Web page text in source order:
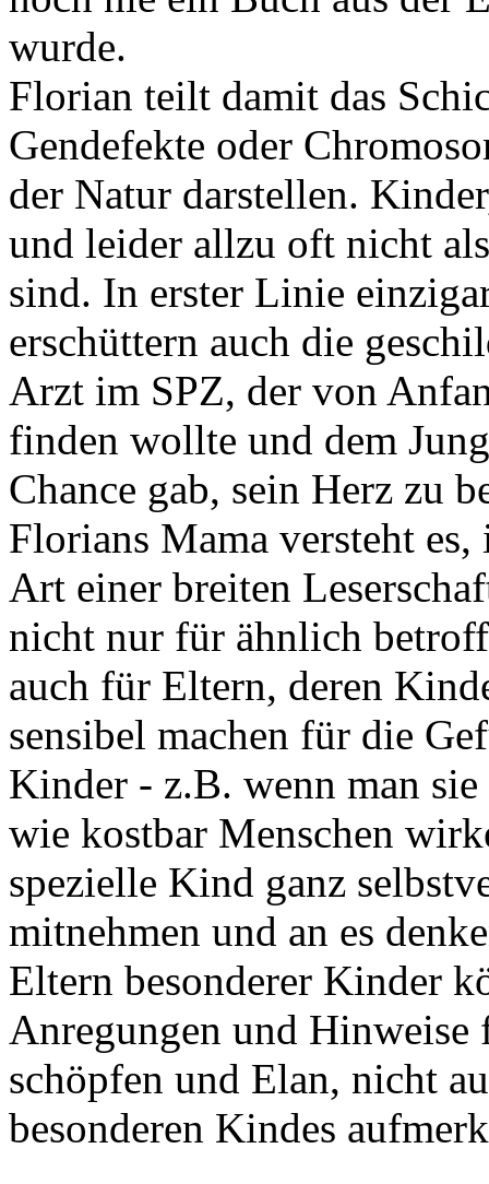
wurde.
Florian teilt damit das
Gendefekte oder
der Natur darstellen.
und leider allzu oft nicht
sind. In erster Linie
erschüttern auch die
Arzt im SPZ, der von
finden wollte und dem
Chance gab, sein Herz zu
Florians Mama versteht
Art einer breiten
nicht nur für ähnlich
auch für Eltern, deren
sensibel machen für die
Kinder - z.B. wenn man sie
wie kostbar Menschen
spezielle Kind ganz
mitnehmen und an es
Eltern besonderer Kinder
Anregungen und Hinweise
schöpfen und Elan, nicht
besonderen Kindes